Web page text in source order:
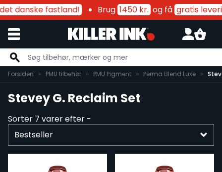
danske fastland! Brug 1450 kr.og få gratis
Skip to Content
Forsiden PMU tilbehør PMU Pigment Perma Blend Luxe
Stevey G. Reclaim Set
Sorter 7 varer efter -